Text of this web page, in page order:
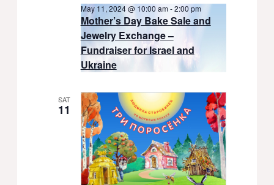
Mother’s Day Bake Sale and
Jewelry Exchange –
Fundraiser for Israel and
Ukraine
May 11, 2024 @ 10:00 am-2:00 pm
SAT
11